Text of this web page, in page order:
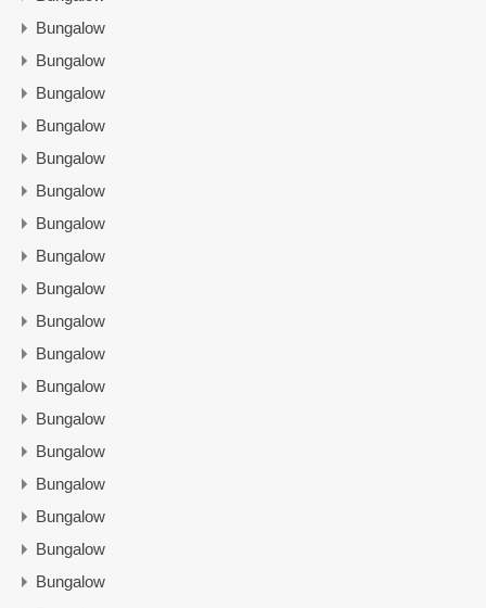
Bungalow
Bungalow
Bungalow
Bungalow
Bungalow
Bungalow
Bungalow
Bungalow
Bungalow
Bungalow
Bungalow
Bungalow
Bungalow
Bungalow
Bungalow
Bungalow
Bungalow
Bungalow